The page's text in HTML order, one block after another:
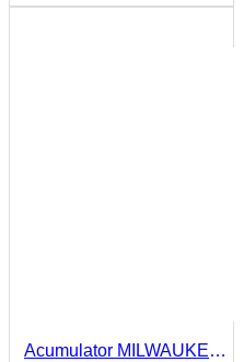
Acumulator MILWAUKEE 8.0Ah M18™ HIGH OUTPUT™ M18 HB8